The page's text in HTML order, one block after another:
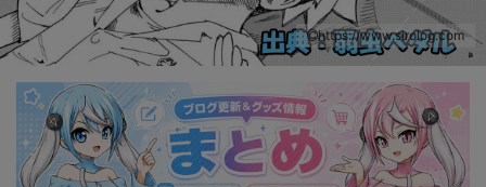
https://www.sirolog.com